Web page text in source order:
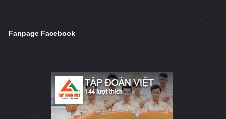
Fanpage Facebook